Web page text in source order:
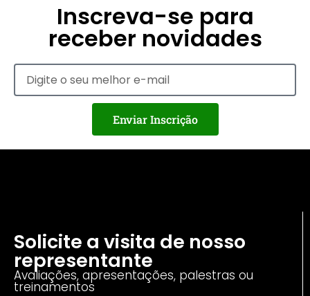
Inscreva-se para
receber novidades
Enviar Inscrição
Solicite a visita de nosso
representante
Avaliações, apresentações, palestras ou
treinamentos